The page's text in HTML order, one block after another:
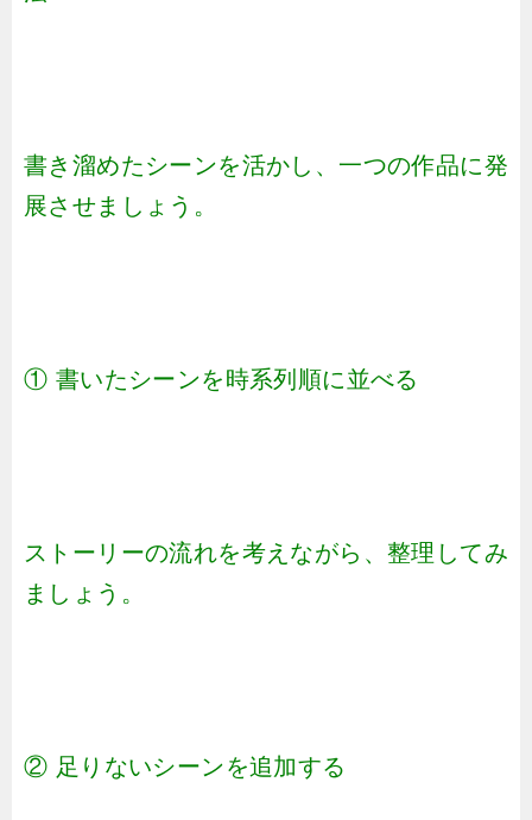
書き溜めたシーンを活かし、一つの作品に発
展させましょう。
① 書いたシーンを時系列順に並べる
ストーリーの流れを考えながら、整理してみ
ましょう。
② 足りないシーンを追加する